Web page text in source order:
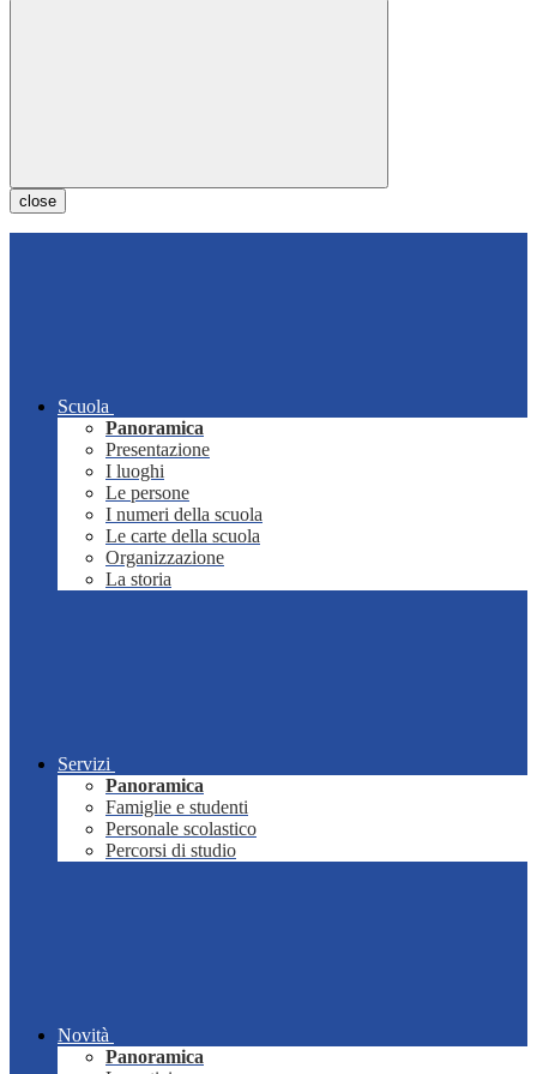
close
Scuola
Panoramica
Presentazione
I luoghi
Le persone
I numeri della scuola
Le carte della scuola
Organizzazione
La storia
Servizi
Panoramica
Famiglie e studenti
Personale scolastico
Percorsi di studio
Novità
Panoramica